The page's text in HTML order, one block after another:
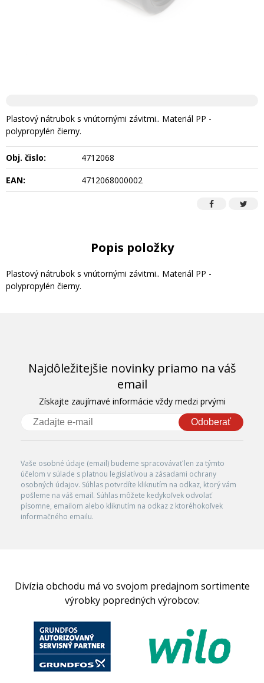
Plastový nátrubok s vnútornými závitmi.. Materiál PP -
polypropylén čierny.
Obj. čislo:
4712068
EAN:
4712068000002
Popis položky
Plastový nátrubok s vnútornými závitmi.. Materiál PP -
polypropylén čierny.
Najdôležitejšie novinky priamo na váš
email
Získajte zaujímavé informácie vždy medzi prvými
Odoberať
Vaše osobné údaje (email) budeme spracovávať len za týmto
účelom v súlade s platnou legislatívou a zásadami ochrany
osobných údajov. Súhlas potvrdíte kliknutím na odkaz, ktorý vám
pošleme na váš email. Súhlas môžete kedykoľvek odvolať
písomne, emailom alebo kliknutím na odkaz z ktoréhokoľvek
informačného emailu.
Divízia obchodu má vo svojom predajnom sortimente
výrobky popredných výrobcov: